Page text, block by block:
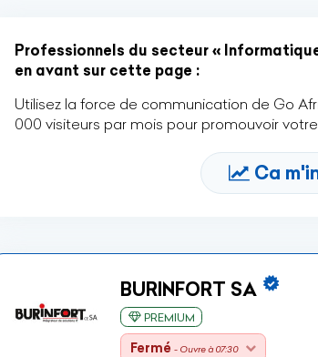
Professionnels du secteur «
en avant sur cette page :
Utilisez la force de communication de Go
000 visiteurs par mois pour promouvoir
Ca
BURINFORT SA
PREMIUM
Fermé - Ouvre à 07:30